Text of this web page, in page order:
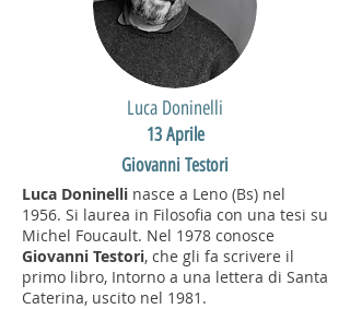
Luca Doninelli
13 Aprile
Giovanni Testori
Luca Doninelli nasce a Leno (Bs) nel
1956. Si laurea in Filosofia con una tesi su
Michel Foucault. Nel 1978 conosce
Giovanni Testori, che gli fa scrivere il
primo libro, Intorno a una lettera di Santa
Caterina, uscito nel 1981.